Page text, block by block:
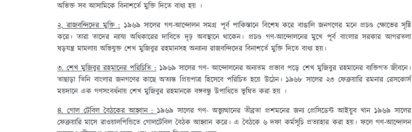
অভিক্ত সব আসামিকে বিনাশর্তে মুক্তি দিতে বাধ্য হয় ।
২. রাজবন্দিদের মুক্তি :১৯৬৯ সালের গণ-আন্দোলন সমগ্র পূর্ব পাকিস্তানে বিশেষ করে বাঙালি জনগণের মনে প্রচণ্ড ক্ষোভের সৃষ্টি
করে। তারা তাদের ন্যায্য অধিকারের দাবিতে দৃঢ় অবস্থানে থাকেন। প্রচণ্ড গণ-আন্দোলনের মুখে পূর্ব বাংলার সরকার আগরতলা
ষড়যন্ত্র মামলায় অভিযুক্ত শেখ মুজিবুর রহমানসহ অন্যান্য রাজবন্দিদের বিনাশর্তে মুক্তি দিতে বাধ্য হয়।
৩. শেখ মুজিবুর রহমানের পরিচিতি :১৯৬৯ সালের গণ- আন্দোলনের অন্যতম প্রভাব পড়ে শেখ মুজিবুর রহমানের ব্যক্তিগত জীবনে।
তাছাড়া তিনি বাংলার জনগণের কাছে অত্যন্ত প্রিয়পাত্র হিসেবে পরিচিত হয়ে উঠেন। ১৯৬৮ সালের ২৩ ফেব্রুয়ারি রমনার রেসকোর্স
ময়দানে এক গণসংবর্ধনায় শেখ মুজিবুর রহমানকে বঙ্গবন্ধু উপাধিতে ভূষিত করা হয় ।
৪. গোল টেবিল বৈঠকের আহ্বান :১৯৬৯ সালের গণ- অভ্যুত্থানের তীব্রতা প্রশমনের জন্য প্রেসিডেন্ট আইয়ুব খান ১৯৬৯ সালের
ফেব্রুয়ারি মাসে রাওয়ালপিন্ডিতে গোলটেবিল বৈঠক আহ্বান করে। এ বৈঠকে ৬ দফা কর্মসূচি প্রত্যাহার করা হয়। ফলে গণ-আন্দোলন